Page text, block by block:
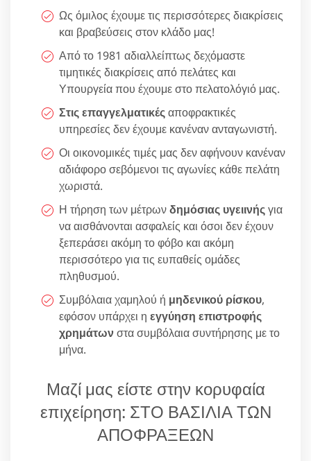
Ως όμιλος έχουμε τις περισσότερες διακρίσεις
και βραβεύσεις στον κλάδο μας!
Από το 1981 αδιαλλείπτως δεχόμαστε
τιμητικές διακρίσεις από πελάτες και
Υπουργεία που έχουμε στο πελατολόγιό μας.
Στις επαγγελματικέςαποφρακτικές
υπηρεσίες δεν έχουμε κανέναν ανταγωνιστή.
Οι οικονομικές τιμές μας δεν αφήνουν κανέναν
αδιάφορο σεβόμενοι τις αγωνίες κάθε πελάτη
χωριστά.
Η τήρηση των μέτρωνδημόσιας υγειινήςγια
να αισθάνονται ασφαλείς και όσοι δεν έχουν
ξεπεράσει ακόμη το φόβο και ακόμη
περισσότερο για τις ευπαθείς ομάδες
πληθυσμού.
Συμβόλαια χαμηλού ή μηδενικού ρίσκου,
εφόσον υπάρχει η εγγύηση επιστροφής
χρημάτωνστα συμβόλαια συντήρησης με το
μήνα.
Μαζί μας είστε στην κορυφαία
επιχείρηση: ΣΤΟ ΒΑΣΙΛΙΑ ΤΩΝ
ΑΠΟΦΡΑΞΕΩΝ